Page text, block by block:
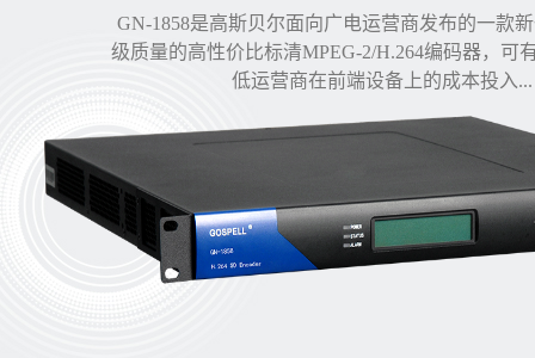
GN-1858是高斯贝尔面向广电运营商发布的一款
级质量的高性价比标清MPEG-2/H.264编码器，可
低运营商在前端设备上的成本投入...